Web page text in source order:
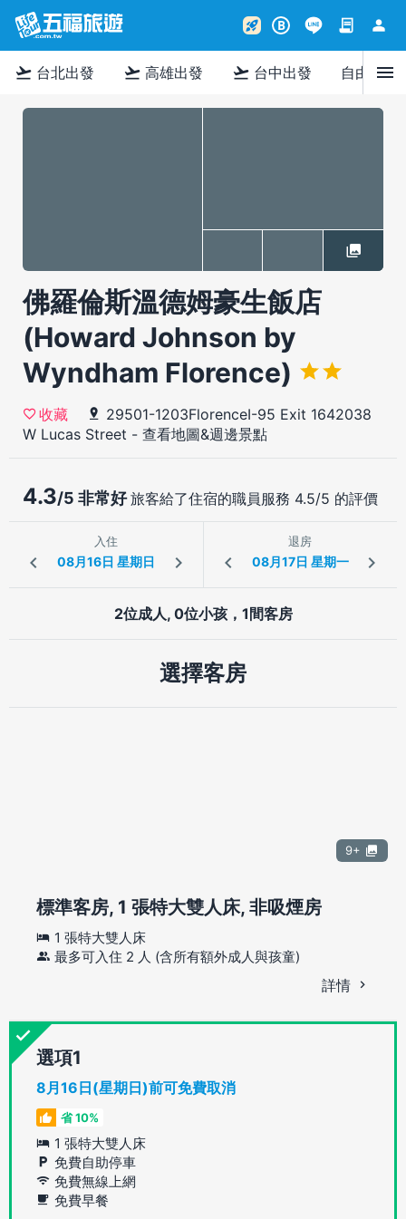
rocket_launch B contract person
flight_takeoff 台北出發 flight_takeoff 高雄出發 flight_takeoff 台中出發 自由行menu
佛羅倫斯溫德姆豪生飯店
(Howard Johnson by
Wyndham Florence)
收藏
29501-1203FlorenceI-95 Exit 1642038
W Lucas Street - 查看地圖&週邊景點
4.3/5 非常好旅客給了住宿的職員服務 4.5/5 的評價
入住 退房
2位成人, 0位小孩，1間客房
選擇客房
9+
標準客房, 1 張特大雙人床, 非吸煙房
1 張特大雙人床
最多可入住 2 人 (含所有額外成人與孩童)
詳情
選項
8月16日(星期日)前可免費取消
省 10%
1 張特大雙人床
免費自助停車
免費無線上網
免費早餐